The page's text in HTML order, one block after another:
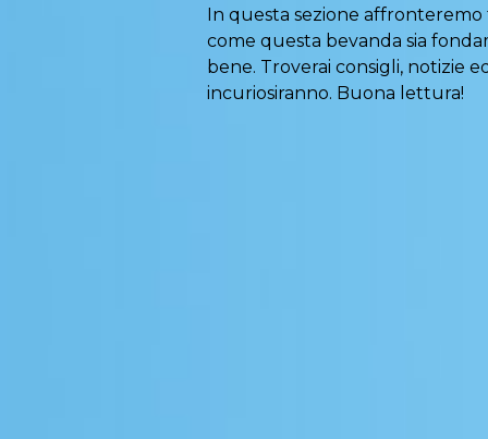
In questa sezione affronteremo
come questa bevanda sia
bene. Troverai consigli, notizie
incuriosiranno. Buona lettura!